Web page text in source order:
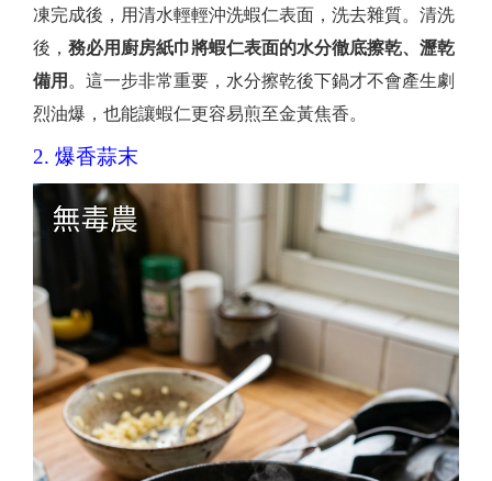
凍完成後，用清水輕輕沖洗蝦仁表面，洗去雜質。清洗
後， 務必用廚房紙巾將蝦仁表面的水分徹底擦乾、瀝乾
備用 。這一步非常重要，水分擦乾後下鍋才不會產生劇
烈油爆，也能讓蝦仁更容易煎至金黃焦香。
2. 爆香蒜末